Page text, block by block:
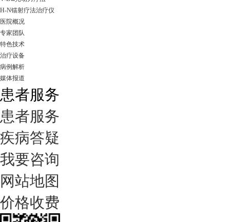
H-N镭射疗法治疗仪
医院概况
专家团队
特色技术
治疗设备
病例解析
媒体报道
患者服务
患者服务
疾病答疑
我要咨询
网站地图
价格收费